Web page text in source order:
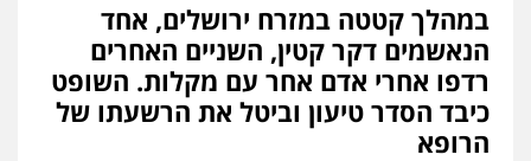
משפחה גישור
0507206063
עו"ד זוהר ארבל
במהלך קטטה במזרח ירושלים, אחד
הנאשמים דקר קטין, השניים האחרים
רדפו אחרי אדם אחר עם מקלות. השופט
כיבד הסדר טיעון וביטל את הרשעתו של
הרופא